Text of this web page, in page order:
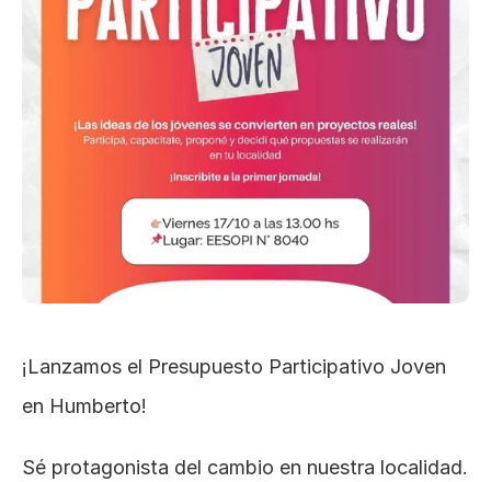
¡Lanzamos el Presupuesto Participativo Joven
en Humberto!
Sé protagonista del cambio en nuestra localidad.